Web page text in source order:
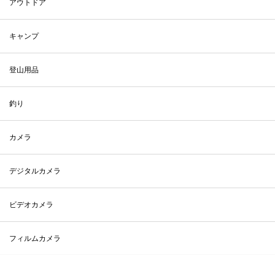
アウトドア
キャンプ
登山用品
釣り
カメラ
デジタルカメラ
ビデオカメラ
フィルムカメラ